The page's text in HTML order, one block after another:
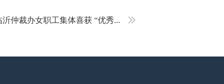
沂仲裁办女职工集体喜获 “优秀...